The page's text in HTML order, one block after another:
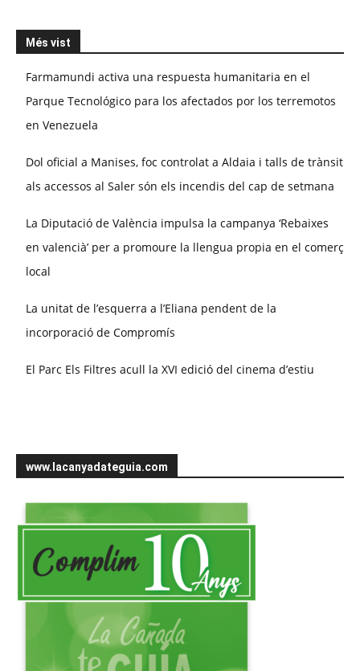
Més vist
Farmamundi activa una respuesta humanitaria en el
Parque Tecnológico para los afectados por los terremotos
en Venezuela
Dol oficial a Manises, foc controlat a Aldaia i talls de trànsit
als accessos al Saler són els incendis del cap de setmana
La Diputació de València impulsa la campanya ‘Rebaixes
en valencià’ per a promoure la llengua propia en el comerç
local
La unitat de l’esquerra a l’Eliana pendent de la
incorporació de Compromís
El Parc Els Filtres acull la XVI edició del cinema d’estiu
www.lacanyadateguia.com